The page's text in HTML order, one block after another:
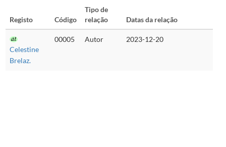
Registo Código
Tipo de
relação
Datas da relação
Celestine
Brelaz.
00005 Autor 2023-12-20